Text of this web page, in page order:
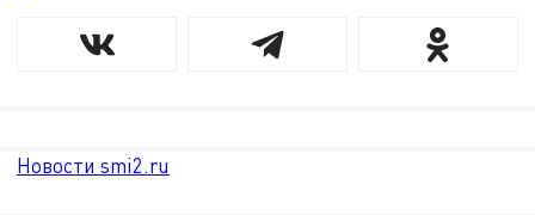
Новости smi2.ru